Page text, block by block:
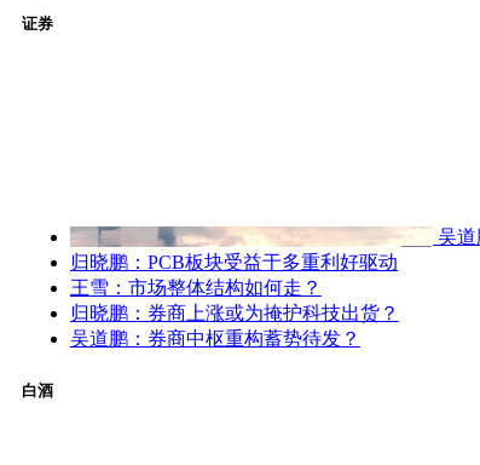
证券
吴道
归晓鹏：PCB板块受益于多重利好驱动
王雪：市场整体结构如何走？
归晓鹏：券商上涨或为掩护科技出货？
吴道鹏：券商中枢重构蓄势待发？
白酒